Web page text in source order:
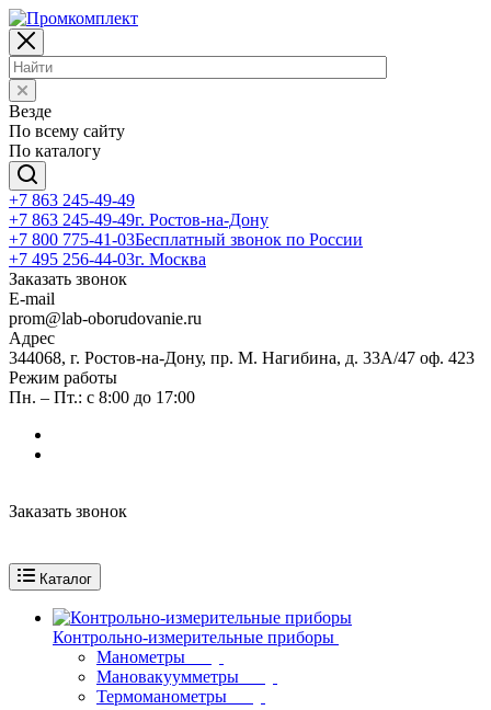
Везде
По всему сайту
По каталогу
+7 863 245-49-49
+7 863 245-49-49г. Ростов-на-Дону
+7 800 775-41-03Бесплатный звонок по России
+7 495 256-44-03г. Москва
Заказать звонок
E-mail
prom@lab-oborudovanie.ru
Адрес
344068, г. Ростов-на-Дону, пр. М. Нагибина, д. 33А/47 оф. 423
Режим работы
Пн. – Пт.: с 8:00 до 17:00
Заказать звонок
Каталог
Контрольно-измерительные приборы
Манометры
Мановакуумметры
Термоманометры